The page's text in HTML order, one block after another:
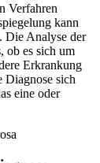
Verfahren
kann
Die Analyse der
ob es sich um
Erkrankung
Diagnose sich
eine oder